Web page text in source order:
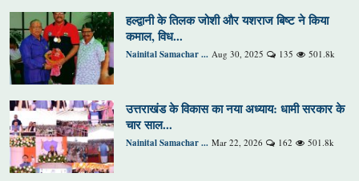
हल्द्वानी के तिलक जोशी और यशराज बिष्ट ने किया
कमाल, विध...
Nainital Samachar ... Aug 30, 2025 135 501.8k
उत्तराखंड के विकास का नया अध्याय: धामी सरकार के
चार साल...
Nainital Samachar ... Mar 22, 2026 162 501.8k